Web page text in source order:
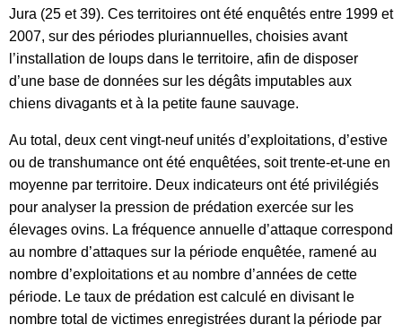
Jura (25 et 39). Ces territoires ont été enquêtés entre 1999 et
2007, sur des périodes pluriannuelles, choisies avant
l’installation de loups dans le territoire, afin de disposer
d’une base de données sur les dégâts imputables aux
chiens divagants et à la petite faune sauvage.
Au total, deux cent vingt-neuf unités d’exploitations, d’estive
ou de transhumance ont été enquêtées, soit trente-et-une en
moyenne par territoire. Deux indicateurs ont été privilégiés
pour analyser la pression de prédation exercée sur les
élevages ovins. La fréquence annuelle d’attaque correspond
au nombre d’attaques sur la période enquêtée, ramené au
nombre d’exploitations et au nombre d’années de cette
période. Le taux de prédation est calculé en divisant le
nombre total de victimes enregistrées durant la période par